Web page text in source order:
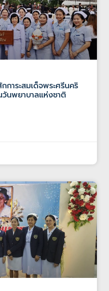
าระสมเด็จพระศรีนคริ
วันพยาบาลแห่งชาติ